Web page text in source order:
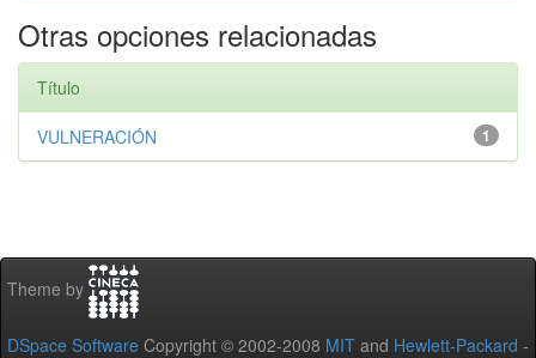
Otras opciones relacionadas
Título
1
VULNERACIÓN
Theme by
DSpace Software Copyright © 2002-2008 MIT and Hewlett-Packard -